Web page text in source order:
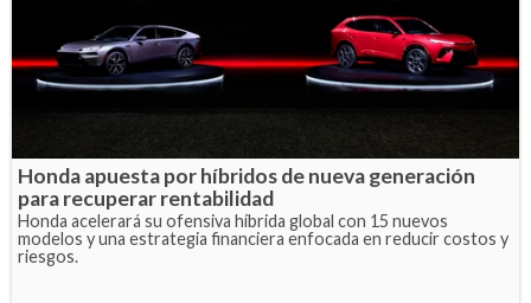
Honda apuesta por híbridos de nueva generación
para recuperar rentabilidad
Honda acelerará su ofensiva híbrida global con 15 nuevos
modelos y una estrategia financiera enfocada en reducir costos y
riesgos.